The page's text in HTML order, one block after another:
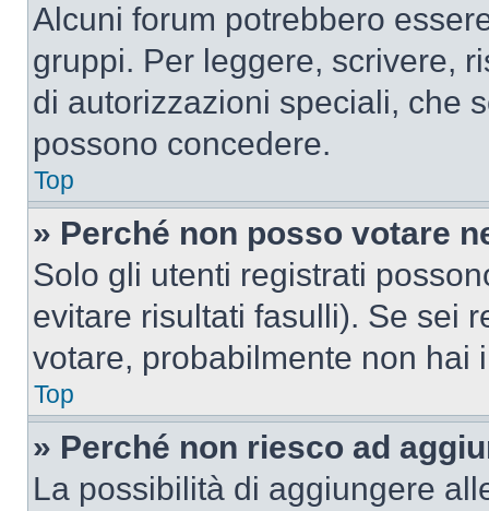
Alcuni forum potrebbero
gruppi. Per leggere, scrivere,
di autorizzazioni speciali, che
possono concedere.
Top
» Perché non posso votare
Solo gli utenti registrati
evitare risultati fasulli). Se sei
votare, probabilmente non hai
Top
» Perché non riesco ad
La possibilità di aggiungere